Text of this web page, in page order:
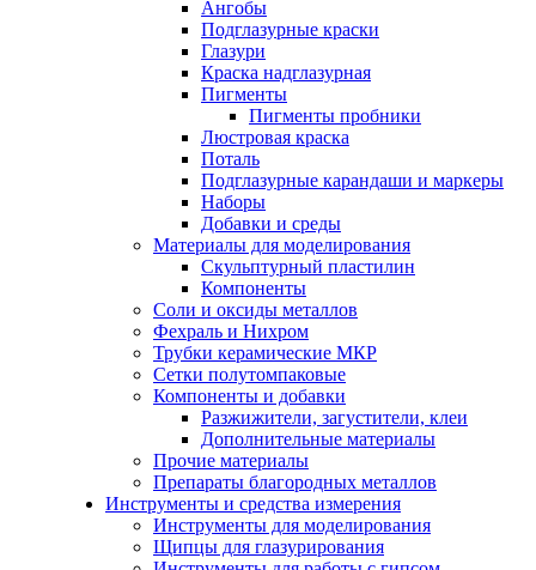
Ангобы
Подглазурные краски
Глазури
Краска надглазурная
Пигменты
Пигменты пробники
Люстровая краска
Поталь
Подглазурные карандаши и маркеры
Наборы
Добавки и среды
Материалы для моделирования
Скульптурный пластилин
Компоненты
Соли и оксиды металлов
Фехраль и Нихром
Трубки керамические МКР
Сетки полутомпаковые
Компоненты и добавки
Разжижители, загустители, клеи
Дополнительные материалы
Прочие материалы
Препараты благородных металлов
Инструменты и средства измерения
Инструменты для моделирования
Щипцы для глазурирования